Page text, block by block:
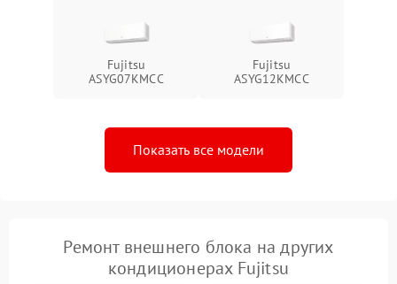
Fujitsu
ASYG07KMCC
Fujitsu
ASYG12KMCC
Показать все модели
Ремонт внешнего блока на других
кондиционерах Fujitsu